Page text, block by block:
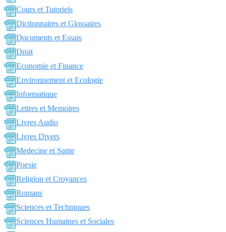
Cours et Tutoriels
Dictionnaires et Glossaires
Documents et Essais
Droit
Economie et Finance
Environnement et Ecologie
Informatique
Lettres et Memoires
Livres Audio
Livres Divers
Medecine et Sante
Poesie
Religion et Croyances
Romans
Sciences et Techniques
Sciences Humaines et Sociales